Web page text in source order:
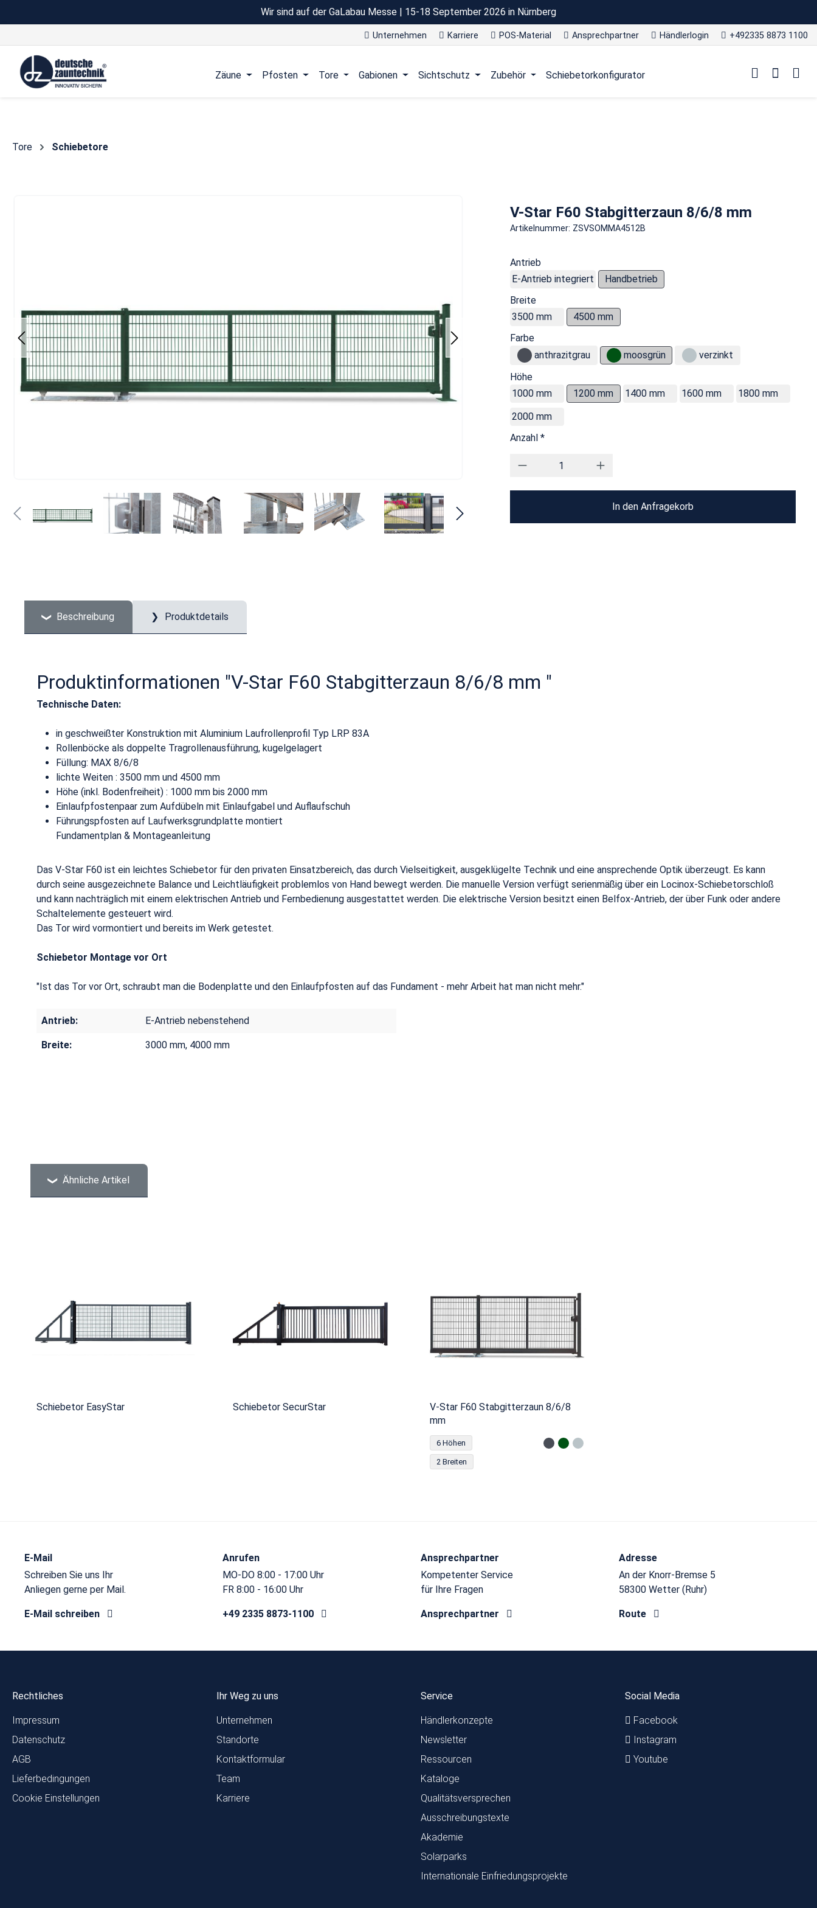
Wir sind auf der GaLabau Messe | 15-18 September 2026 in Nürnberg
Unternehmen Karriere POS-Material Ansprechpartner Händlerlogin +492335 8873 1100
Zäune Pfosten Tore Gabionen Sichtschutz Zubehör Schiebetorkonfigurator
Tore Schiebetore
V-Star F60 Stabgitterzaun 8/6/8 mm
Artikelnummer: ZSVSOMMA4512B
Antrieb
E-Antrieb integriert
Handbetrieb
Breite
3500 mm
4500 mm
Farbe
anthrazitgrau
moosgrün
verzinkt
Höhe
1000 mm
1200 mm 1400 mm 1600 mm
1800 mm
2000 mm
Anzahl *
In den Anfragekorb
Beschreibung Produktdetails
Produktinformationen "V-Star F60 Stabgitterzaun 8/6/8 mm "
Technische Daten:
in geschweißter Konstruktion mit Aluminium Laufrollenprofil Typ LRP 83A
Rollenböcke als doppelte Tragrollenausführung, kugelgelagert
Füllung: MAX 8/6/8
lichte Weiten : 3500 mm und 4500 mm
Höhe (inkl. Bodenfreiheit) : 1000 mm bis 2000 mm
Einlaufpfostenpaar zum Aufdübeln mit Einlaufgabel und Auflaufschuh
Führungspfosten auf Laufwerksgrundplatte montiert
Fundamentplan & Montageanleitung
Das V-Star F60 ist ein leichtes Schiebetor für den privaten Einsatzbereich, das durch Vielseitigkeit, ausgeklügelte Technik und eine ansprechende Optik überzeugt. Es kann
durch seine ausgezeichnete Balance und Leichtläufigkeit problemlos von Hand bewegt werden. Die manuelle Version verfügt serienmäßig über ein Locinox-Schiebetorschloß
und kann nachträglich mit einem elektrischen Antrieb und Fernbedienung ausgestattet werden. Die elektrische Version besitzt einen Belfox-Antrieb, der über Funk oder andere
Schaltelemente gesteuert wird.
Das Tor wird vormontiert und bereits im Werk getestet.
Schiebetor Montage vor Ort
"Ist das Tor vor Ort, schraubt man die Bodenplatte und den Einlaufpfosten auf das Fundament - mehr Arbeit hat man nicht mehr."
Antrieb: E-Antrieb nebenstehend
Breite: 3000 mm, 4000 mm
Ähnliche Artikel
Schiebetor EasyStar Schiebetor SecurStar
V-Star F60 Stabgitterzaun 8/6/8
mm
6 Höhen
2 Breiten
E-Mail
Schreiben Sie uns Ihr
Anliegen gerne per Mail.
E-Mail schreiben
Anrufen
MO-DO 8:00 - 17:00 Uhr
FR 8:00 - 16:00 Uhr
+49 2335 8873-1100
Ansprechpartner
Kompetenter Service
für Ihre Fragen
Ansprechpartner
Adresse
An der Knorr-Bremse 5
58300 Wetter (Ruhr)
Route
Rechtliches
Impressum
Datenschutz
AGB
Lieferbedingungen
Cookie Einstellungen
Ihr Weg zu uns
Unternehmen
Standorte
Kontaktformular
Team
Karriere
Service
Händlerkonzepte
Newsletter
Ressourcen
Kataloge
Qualitätsversprechen
Ausschreibungstexte
Akademie
Solarparks
Internationale Einfriedungsprojekte
Social Media
Facebook
Instagram
Youtube